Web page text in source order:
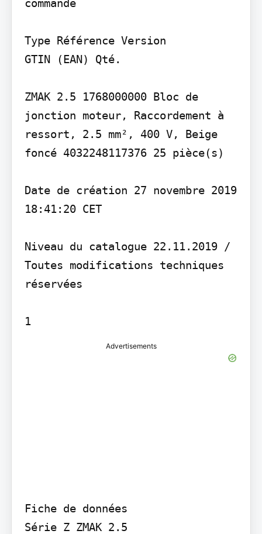
commande
Type Référence Version
GTIN (EAN) Qté.
ZMAK 2.5 1768000000 Bloc de
jonction moteur, Raccordement à
ressort, 2.5 mm², 400 V, Beige
foncé 4032248117376 25 pièce(s)
Date de création 27 novembre 2019
18:41:20 CET
Niveau du catalogue 22.11.2019 /
Toutes modifications techniques
réservées
1
Advertisements
Fiche de données
Série Z ZMAK 2.5